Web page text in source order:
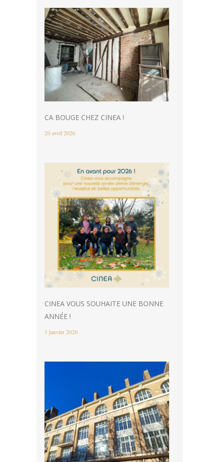
CA BOUGE CHEZ CINEA !
20 avril 2026
CINEA VOUS SOUHAITE UNE BONNE
ANNÉE !
1 janvier 2026